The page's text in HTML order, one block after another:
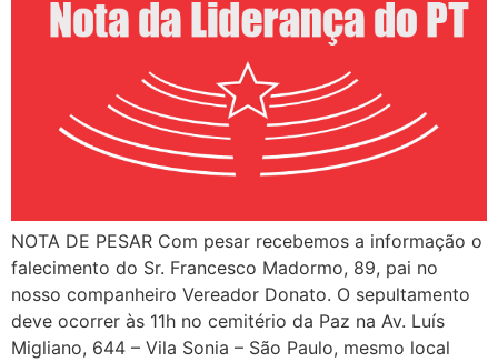
NOTA DE PESAR Com pesar recebemos a informação o
falecimento do Sr. Francesco Madormo, 89, pai no
nosso companheiro Vereador Donato. O sepultamento
deve ocorrer às 11h no cemitério da Paz na Av. Luís
Migliano, 644 – Vila Sonia – São Paulo, mesmo local